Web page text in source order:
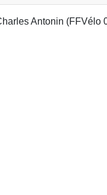
Antonin (FFVélo